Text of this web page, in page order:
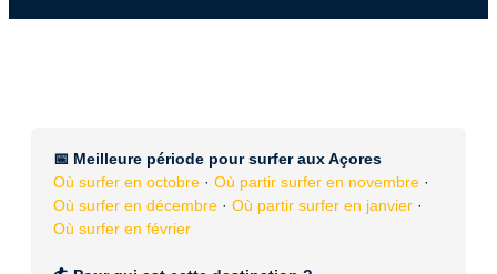
📅 Meilleure période pour surfer aux Açores
Où surfer en octobre · Où partir surfer en novembre ·
Où surfer en décembre · Où partir surfer en janvier ·
Où surfer en février